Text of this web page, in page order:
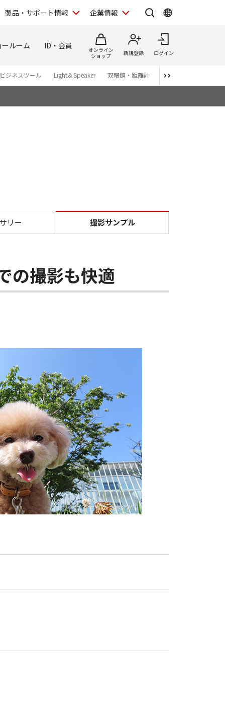
製品・サポート情報 企業情報
ルーム ID・会員
オンライン
ショップ
新規登録 ログイン
ジネスツール Light＆Speaker 双眼鏡・距離計 写真集
HS
リー 撮影サンプル
の撮影も快適